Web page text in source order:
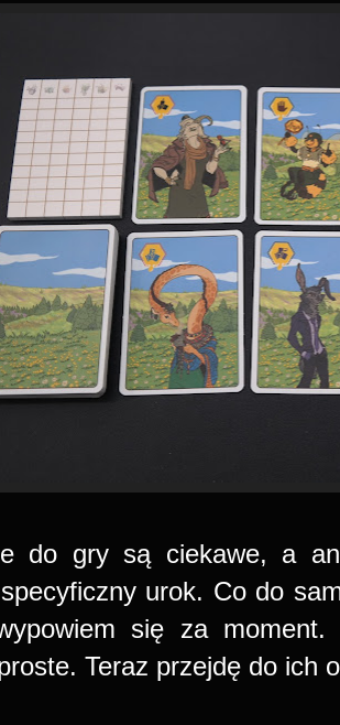
do gry są ciekawe, a
urok. Co do
się za
Teraz przejdę do ich